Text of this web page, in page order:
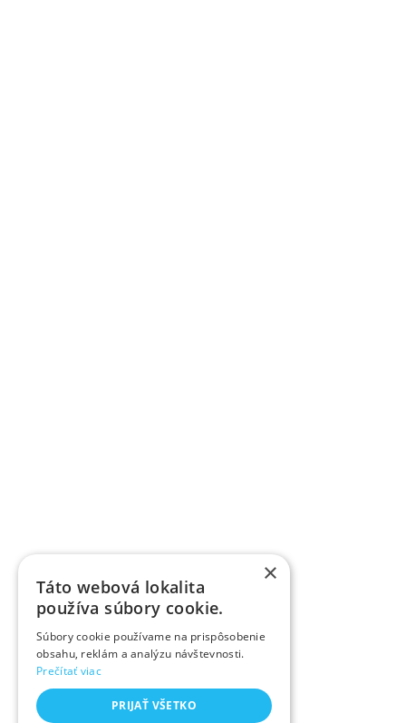
×
Táto webová lokalita
používa súbory cookie.
Súbory cookie používame na prispôsobenie
obsahu, reklám a analýzu návštevnosti.
Prečítať viac
PRIJAŤ VŠETKO